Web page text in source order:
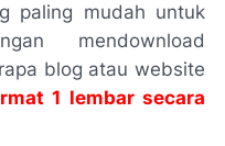
paling mudah untuk
mendownload
blog atau website
1 lembar secara